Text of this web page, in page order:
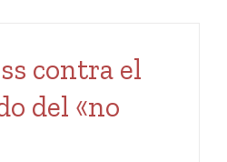
contra el
del «no